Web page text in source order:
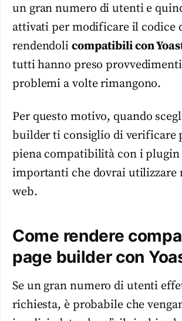
un gran numero di utenti e
attivati per modificare il codice
rendendoli compatibili con
tutti hanno preso
problemi a volte rimangono.
Per questo motivo, quando
builder ti consiglio di verificare
piena compatibilità con i
importanti che dovrai utilizzare
web.
Come rendere
page builder con
Se un gran numero di utenti
richiesta, è probabile che